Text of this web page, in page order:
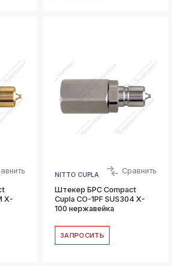
X-
NITTO CUPLA Сравнить
Штекер БРС Compact
Cupla CO-1PF SUS304 X-
100 нержавейка
ЗАПРОСИТЬ